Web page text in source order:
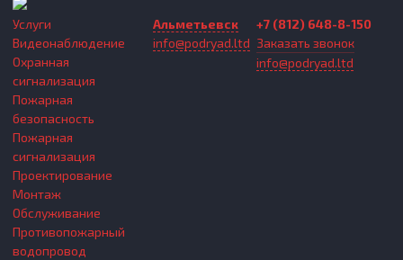
Услуги
Видеонаблюдение
Охранная
сигнализация
Пожарная
безопасность
Пожарная
сигнализация
Проектирование
Монтаж
Обслуживание
Противопожарный
водопровод
Альметьевск
info@podryad.ltd
+7 (812) 648-8-150
Заказать звонок
info@podryad.ltd